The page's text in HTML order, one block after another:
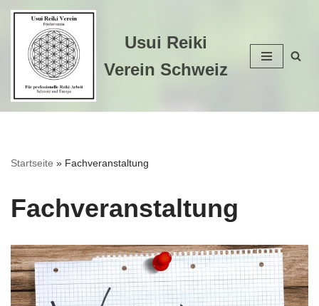
Zum
Inhalt
springen
Usui Reiki
Verein Schweiz
Startseite » Fachveranstaltung
Fachveranstaltung